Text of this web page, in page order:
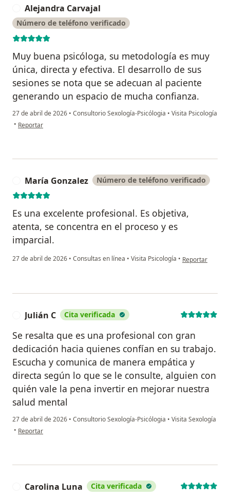
Alejandra Carvajal
Número de teléfono verificado
Muy buena psicóloga, su metodología es muy
única, directa y efectiva. El desarrollo de sus
sesiones se nota que se adecuan al paciente
generando un espacio de mucha confianza.
27 de abril de 2026 • Consultorio Sexología-Psicólogia • Visita Psicología
• en opinión del usuario Alejandra Carvajal
Reportar
María Gonzalez Número de teléfono verificado
Es una excelente profesional. Es objetiva,
atenta, se concentra en el proceso y es
imparcial.
27 de abril de 2026 • Consultas en línea • Visita Psicología • en opinión del
Reportar
Julián C Cita verificada
Se resalta que es una profesional con gran
dedicación hacia quienes confían en su trabajo.
Escucha y comunica de manera empática y
directa según lo que se le consulte, alguien con
quién vale la pena invertir en mejorar nuestra
salud mental
27 de abril de 2026 • Consultorio Sexología-Psicólogia • Visita Sexología
• en opinión del usuario Julián C
Reportar
Carolina Luna Cita verificada